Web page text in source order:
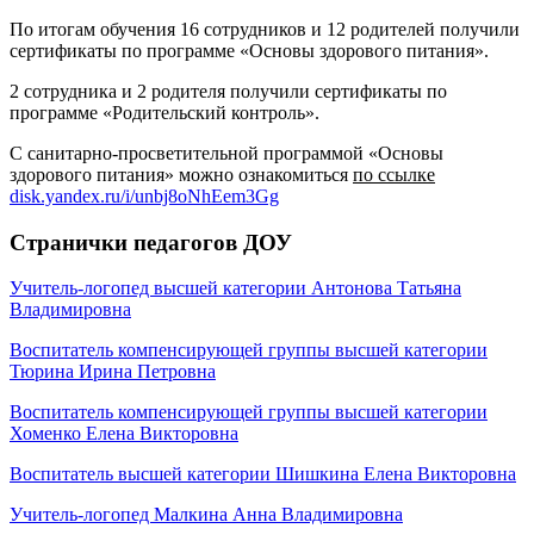
По итогам обучения 16 сотрудников и 12 родителей получили
сертификаты по программе «Основы здорового питания».
2 сотрудника и 2 родителя получили сертификаты по
программе «Родительский контроль».
С санитарно-просветительной программой «Основы
здорового питания» можно ознакомиться по ссылке
disk.yandex.ru/i/unbj8oNhEem3Gg
Странички педагогов ДОУ
Учитель-логопед высшей категории Антонова Татьяна
Владимировна
Воспитатель компенсирующей группы высшей категории
Тюрина Ирина Петровна
Воспитатель компенсирующей группы высшей категории
Хоменко Елена Викторовна
Воспитатель высшей категории Шишкина Елена Викторовна
Учитель-логопед Малкина Анна Владимировна